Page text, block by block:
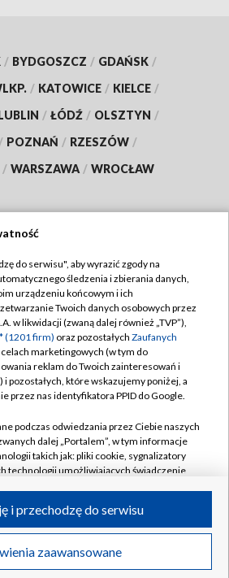
/ BYDGOSZCZ / GDAŃSK /
/ KATOWICE / KIELCE /
/ ŁÓDŹ / OLSZTYN /
/ POZNAŃ / RZESZÓW /
/ WARSZAWA / WROCŁAW
TVP
TVP
Cyfrowa
Regulamin TVP
prywatności
Moje zgody
Pomoc
Kontakt
Kanały
Polska S.A. w likwidacji
do serwisu", aby wyrazić zgody na
śledzenia i zbierania danych,
urządzeniu końcowym i ich
Twoich danych osobowych przez
w likwidacji (zwaną dalej również „TVP”),
(1201 firm) oraz pozostałych Zaufanych
celach marketingowych (w tym do
reklam do Twoich zainteresowań i
pozostałych, które wskazujemy poniżej, a
przez nas identyfikatora PPID do Google.
podczas odwiedzania przez Ciebie naszych
dalej „Portalem”, w tym informacje
takich jak: pliki cookie, sygnalizatory
technologii umożliwiających świadczenie
podczas odwiedzania przez Ciebie
Portalu, takie jak adresy IP, identyfikatory
zaawansowane
i przechodzę do serwisu